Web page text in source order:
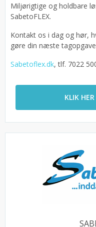
Miljørigtige og holdbare
SabetoFLEX.
Kontakt os i dag og hør,
gøre din næste
Sabetoflex.dk, tlf. 7022
KLIK